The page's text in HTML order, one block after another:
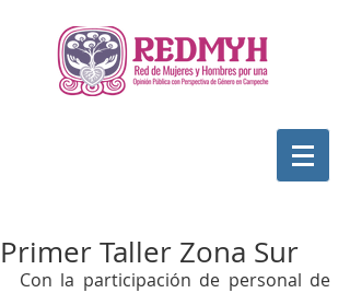
Primer Taller Zona Sur
Con la participación de personal de